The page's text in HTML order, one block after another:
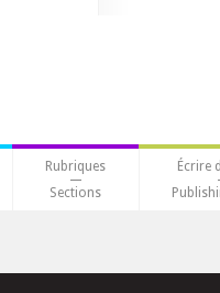
Rubriques
Sections
Écrire